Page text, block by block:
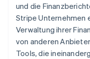
und die
Stripe Unternehmen
Verwaltung ihrer
von anderen
Tools, die